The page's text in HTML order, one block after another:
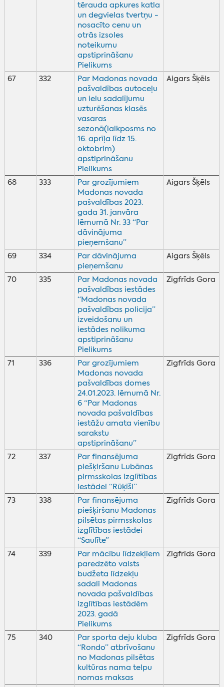
tērauda apkures katla
un degvielas tvertņu -
nosacīto cenu un
otrās izsoles
noteikumu
apstiprināšanu
Pielikums
67
332
Par Madonas novada
pašvaldības autoceļu
un ielu sadalījumu
uzturēšanas klasēs
vasaras
sezonā(laikposms no
16. aprīļa līdz 15.
oktobrim)
apstiprināšanu
Pielikums
Aigars Šķēls
68 333
Par grozījumiem
Madonas novada
pašvaldības 2023.
gada 31. janvāra
lēmumā Nr. 33 “Par
dāvinājuma
pieņemšanu”
Aigars Šķēls
69 334
Par dāvinājuma
pieņemšanu
Aigars Šķēls
70 335
Par Madonas novada
pašvaldības iestādes
“Madonas novada
pašvaldības policija”
izveidošanu un
iestādes nolikuma
apstiprināšanu
Pielikums
Zigfrīds Gora
71 336
Par grozījumiem
Madonas novada
pašvaldības domes
24.01.2023. lēmumā Nr.
6 “Par Madonas
novada pašvaldības
iestāžu amata vienību
sarakstu
apstiprināšanu”
Zigfrīds Gora
72 337
Par finansējuma
piešķiršanu Lubānas
pirmsskolas izglītības
iestādei “Rūķīši”
Zigfrīds Gora
73 338
Par finansējuma
piešķiršanu Madonas
pilsētas pirmsskolas
izglītības iestādei
“Saulīte”
Zigfrīds Gora
74 339
Par mācību līdzekļiem
paredzēto valsts
budžeta līdzekļu
sadali Madonas
novada pašvaldības
izglītības iestādēm
2023. gadā
Pielikums
Zigfrīds Gora
75 340
Par sporta deju kluba
“Rondo” atbrīvošanu
no Madonas pilsētas
kultūras nama telpu
nomas maksas
Zigfrīds Gora